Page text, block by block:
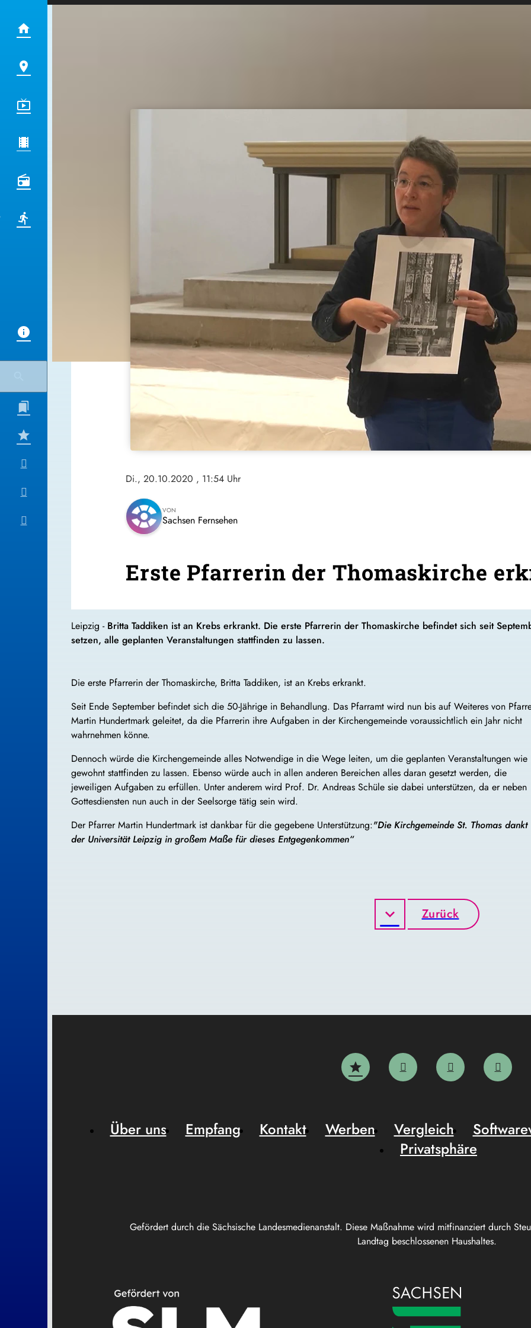
Di., 20.10.2020 , 11:54 Uhr
VON
Sachsen Fernsehen
Erste Pfarrerin der Thomaskirche
Leipzig - Britta Taddiken ist an Krebs erkrankt. Die erste Pfarrerin der Thomaskirche befindet sich seit
setzen, alle geplanten Veranstaltungen stattfinden zu lassen.
Die erste Pfarrerin der Thomaskirche, Britta Taddiken, ist an Krebs erkrankt.
Seit Ende September befindet sich die 50-Jährige in Behandlung. Das Pfarramt wird nun bis auf Weiteres von
Martin Hundertmark geleitet, da die Pfarrerin ihre Aufgaben in der Kirchengemeinde voraussichtlich ein Jahr nicht
wahrnehmen könne.
Dennoch würde die Kirchengemeinde alles Notwendige in die Wege leiten, um die geplanten Veranstaltungen wie
gewohnt stattfinden zu lassen. Ebenso würde auch in allen anderen Bereichen alles daran gesetzt werden, die
jeweiligen Aufgaben zu erfüllen. Unter anderem wird Prof. Dr. Andreas Schüle sie dabei unterstützen, da er neben
Gottesdiensten nun auch in der Seelsorge tätig sein wird.
Der Pfarrer Martin Hundertmark ist dankbar für die gegebene Unterstützung:"Die Kirchgemeinde St. Thomas dankt
der Universität Leipzig in großem Maße für dieses Entgegenkommen“
Zurück
Gefördert durch die Sächsische Landesmedienanstalt. Diese Maßnahme wird mitfinanziert durch
Landtag beschlossenen Haushaltes.
Über uns Empfang Kontakt Werben Vergleich
Privatsphäre